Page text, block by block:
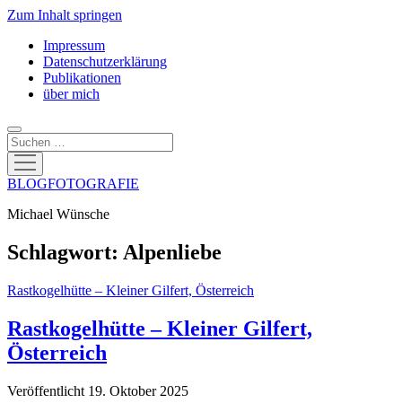
Zum Inhalt springen
Impressum
Datenschutzerklärung
Publikationen
über mich
Suchen
Menü
öffnen
BLOGFOTOGRAFIE
Michael Wünsche
Schlagwort: Alpenliebe
Rastkogelhütte – Kleiner Gilfert, Österreich
Rastkogelhütte – Kleiner Gilfert,
Österreich
Veröffentlicht 19. Oktober 2025